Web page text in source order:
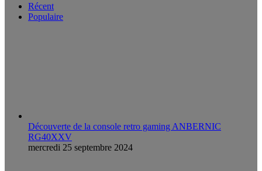
Récent
Populaire
Découverte de la console retro gaming ANBERNIC
RG40XXV
mercredi 25 septembre 2024